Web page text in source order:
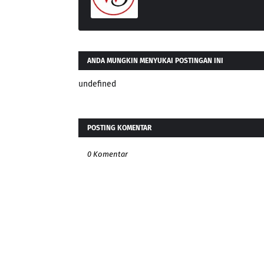
ANDA MUNGKIN MENYUKAI POSTINGAN INI
undefined
POSTING KOMENTAR
0 Komentar